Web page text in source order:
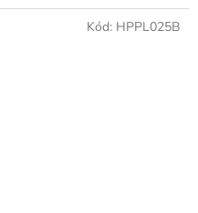
Kód: HPPL025B